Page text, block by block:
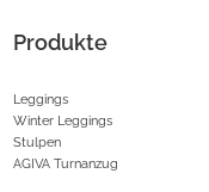
Produkte
Leggings
Winter Leggings
Stulpen
AGIVA Turnanzug